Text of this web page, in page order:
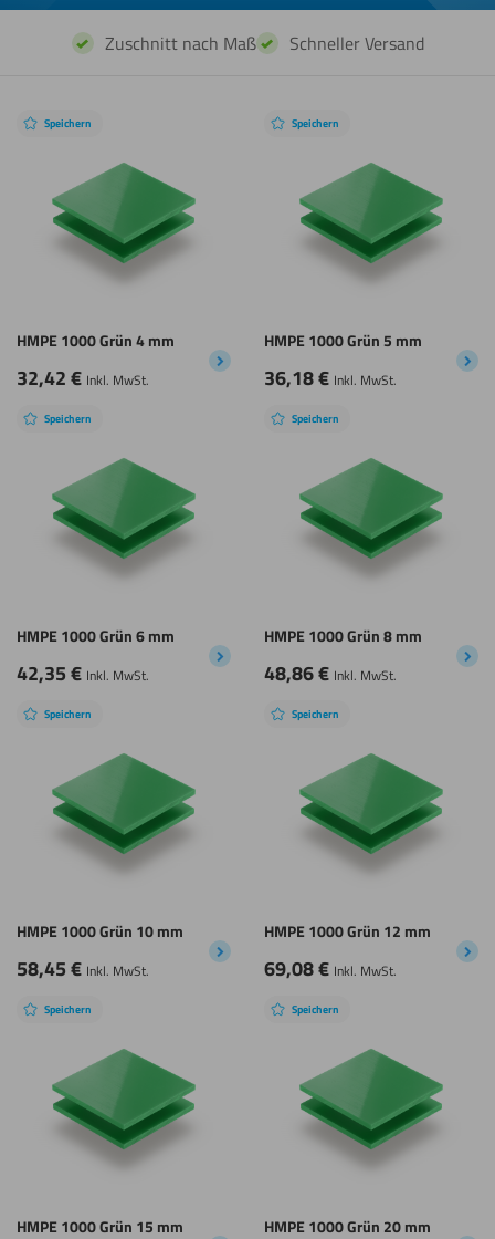
Zuschnitt nach Maß Schneller Versand
Speichern
HMPE 1000 Grün 4 mm
32,42€ Inkl. MwSt.
Speichern
HMPE 1000 Grün 5 mm
36,18€ Inkl. MwSt.
Speichern
HMPE 1000 Grün 6 mm
42,35€ Inkl. MwSt.
Speichern
HMPE 1000 Grün 8 mm
48,86€ Inkl. MwSt.
Speichern
HMPE 1000 Grün 10 mm
58,45€ Inkl. MwSt.
Speichern
HMPE 1000 Grün 12 mm
69,08€ Inkl. MwSt.
Speichern
HMPE 1000 Grün 15 mm
Speichern
HMPE 1000 Grün 20 mm